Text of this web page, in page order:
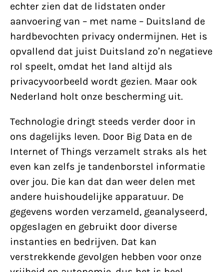
echter zien dat de lidstaten onder
aanvoering van – met name – Duitsland de
hardbevochten privacy ondermijnen. Het is
opvallend dat juist Duitsland zo’n negatieve
rol speelt, omdat het land altijd als
privacyvoorbeeld wordt gezien. Maar ook
Nederland holt onze bescherming uit.
Technologie dringt steeds verder door in
ons dagelijks leven. Door Big Data en de
Internet of Things verzamelt straks als het
even kan zelfs je tandenborstel informatie
over jou. Die kan dat dan weer delen met
andere huishoudelijke apparatuur. De
gegevens worden verzameld, geanalyseerd,
opgeslagen en gebruikt door diverse
instanties en bedrijven. Dat kan
verstrekkende gevolgen hebben voor onze